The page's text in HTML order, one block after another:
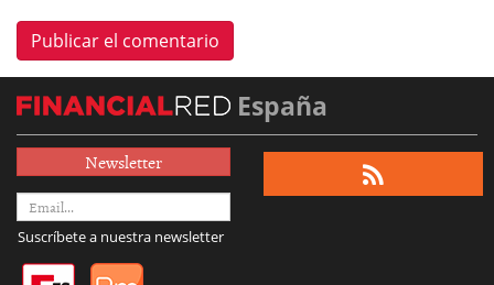
España
Newsletter
Suscríbete a nuestra newsletter